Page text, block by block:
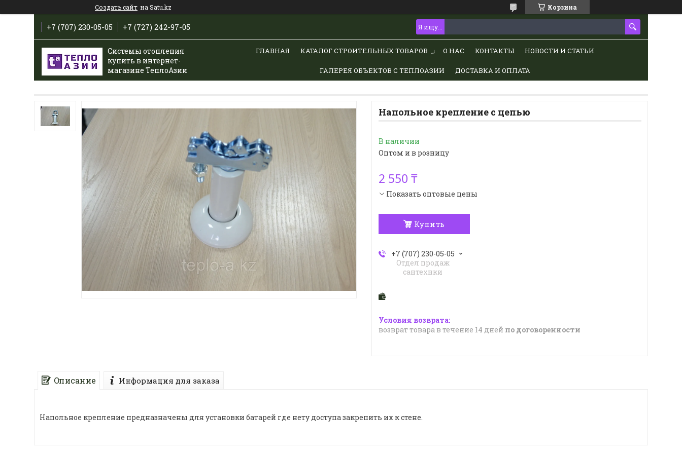
Создать сайт на Satu.kz Корзина
+7 (707) 230-05-05 +7 (727) 242-97-05
Системы отопления
купить в интернет-
магазине ТеплоАзии
ГЛАВНАЯ КАТАЛОГ СТРОИТЕЛЬНЫХ ТОВАРОВ О НАС КОНТАКТЫ НОВОСТИ И СТАТЬИ
ГАЛЕРЕЯ ОБЪЕКТОВ С ТЕПЛОАЗИИ ДОСТАВКА И ОПЛАТА
Напольное крепление с цепью
В наличии
Оптом и в розницу
2 550 ₸
Показать оптовые цены
Купить
+7 (707) 230-05-05
Отдел продаж
сантехнки
возврат товара в течение 14 дней по договоренности
Описание Информация для заказа
Напольное крепление предназначены для установки батарей где нету доступа закрепить их к стене.